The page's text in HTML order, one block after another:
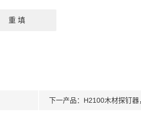
下一产品： H2100木材探钉器